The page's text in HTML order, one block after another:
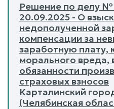
Решение по делу №
20.09.2025 - О
недополученной
компенсации за
заработную плату,
морального вреда,
обязанности
страховых взносов
Карталинский
(Челябинская